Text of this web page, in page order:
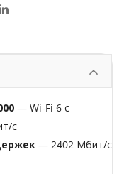
— Wi-Fi 6 с
с
— 2402 Мбит/с